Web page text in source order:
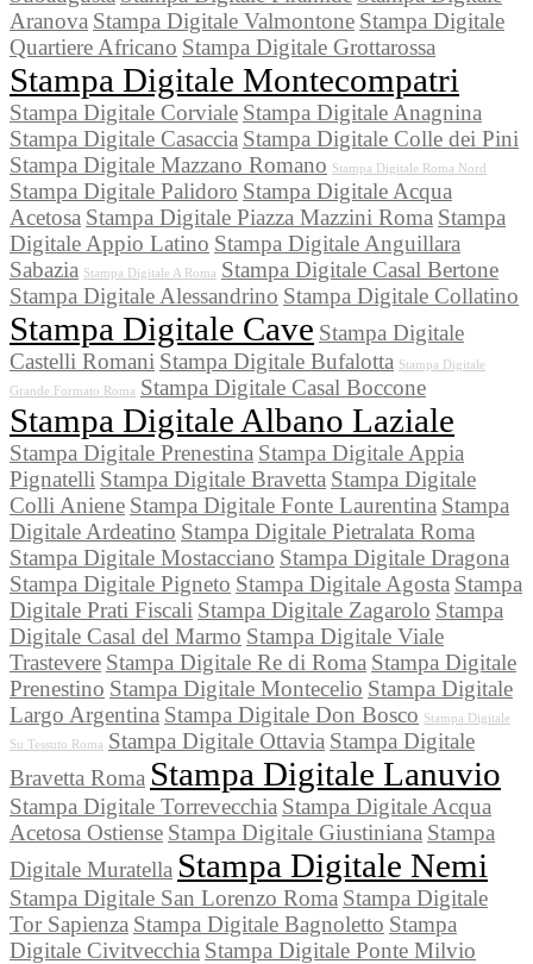
Aranova Stampa Digitale Valmontone Stampa Digitale
Quartiere Africano Stampa Digitale Grottarossa
Stampa Digitale Montecompatri
Stampa Digitale Corviale Stampa Digitale Anagnina
Stampa Digitale Casaccia Stampa Digitale Colle dei Pini
Stampa Digitale Mazzano Romano Stampa Digitale Roma Nord
Stampa Digitale Palidoro Stampa Digitale Acqua
Acetosa Stampa Digitale Piazza Mazzini Roma Stampa
Digitale Appio Latino Stampa Digitale Anguillara
Sabazia Stampa Digitale A Roma Stampa Digitale Casal Bertone
Stampa Digitale Alessandrino Stampa Digitale Collatino
Stampa Digitale Cave Stampa Digitale
Castelli Romani Stampa Digitale Bufalotta Stampa Digitale
Grande Formato Roma Stampa Digitale Casal Boccone
Stampa Digitale Albano Laziale
Stampa Digitale Prenestina Stampa Digitale Appia
Pignatelli Stampa Digitale Bravetta Stampa Digitale
Colli Aniene Stampa Digitale Fonte Laurentina Stampa
Digitale Ardeatino Stampa Digitale Pietralata Roma
Stampa Digitale Mostacciano Stampa Digitale Dragona
Stampa Digitale Pigneto Stampa Digitale Agosta Stampa
Digitale Prati Fiscali Stampa Digitale Zagarolo Stampa
Digitale Casal del Marmo Stampa Digitale Viale
Trastevere Stampa Digitale Re di Roma Stampa Digitale
Prenestino Stampa Digitale Montecelio Stampa Digitale
Largo Argentina Stampa Digitale Don Bosco Stampa Digitale
Su Tessuto Roma Stampa Digitale Ottavia Stampa Digitale
Bravetta Roma Stampa Digitale Lanuvio
Stampa Digitale Torrevecchia Stampa Digitale Acqua
Acetosa Ostiense Stampa Digitale Giustiniana Stampa
Digitale Muratella Stampa Digitale Nemi
Stampa Digitale San Lorenzo Roma Stampa Digitale
Tor Sapienza Stampa Digitale Bagnoletto Stampa
Digitale Civitvecchia Stampa Digitale Ponte Milvio